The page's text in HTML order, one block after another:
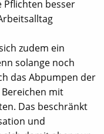
Pflichten besser
zudem ein
solange noch
das Abpumpen der
mit
Das beschränkt
und